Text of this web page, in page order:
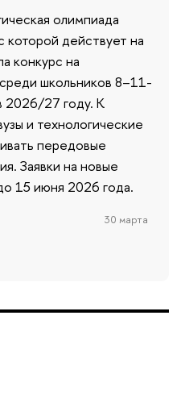
олимпиада
действует на
конкурс на
школьников 8–11-
2026/27 году. К
и технологические
передовые
Заявки на новые
15 июня 2026 года.
30 марта